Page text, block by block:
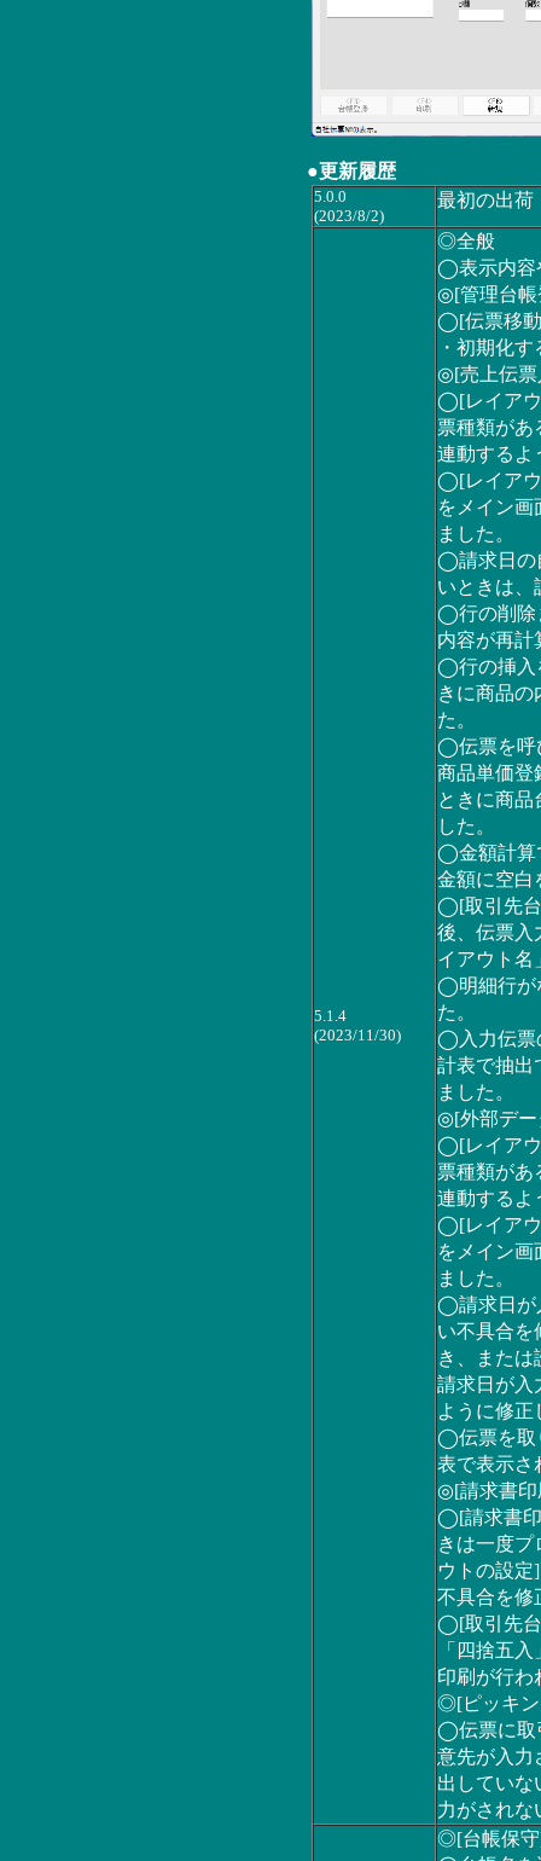
●更新履歴
5.0.0
(2023/8/2)
最初の出荷
5.1.4
(2023/11/30)
◎全般
◯表示内容
◎[管理台帳
◯[伝票移
・初期化
◎[売上伝票
◯[レイアウ
票種類があ
連動するよ
◯[レイアウ
をメイン
ました。
◯請求日の
いときは、
◯行の削除
内容が再計
◯行の挿入
きに商品
た。
◯伝票を呼
商品単価登
ときに商
した。
◯金額計算
金額に空白
◯[取引先台
後、伝票入
イアウト名
◯明細行が
た。
◯入力伝票
計表で抽出
ました。
◎[外部デー
◯[レイアウ
票種類があ
連動するよ
◯[レイアウ
をメイン
ました。
◯請求日が
い不具合を
き、また
請求日が入
ように修正
◯伝票を取
表で表示さ
◎[請求書印
◯[請求書印
きは一度
ウトの設
不具合を修
◯[取引先台
「四捨五
印刷が行わ
◎[ピッキ
◯伝票に取
意先が入力
出していな
力がされな
◎[台帳保